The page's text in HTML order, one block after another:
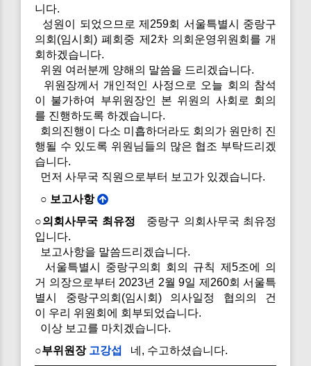
니다.
성원이 되었으므로 제259회 서울특별시 중랑구
의회(임시회) 폐회중 제2차 의회운영위원회를 개
회하겠습니다.
위원 여러분께 양해의 말씀을 드리겠습니다.
위원장께서 개인적인 사정으로 오늘 회의 참석
이 불가하여 부위원장인 본 위원의 사회로 회의
를 진행하도록 하겠습니다.
회의진행이 다소 미흡하더라도 회의가 원만히 진
행될 수 있도록 위원님들의 많은 협조 부탁드리겠
습니다.
먼저 사무국 직원으로부터 보고가 있겠습니다.
○ 보고사항
○의회사무국 최유정 중랑구 의회사무국 최유정
입니다.
보고사항을 말씀드리겠습니다.
서울특별시 중랑구의회 회의 규칙 제5조에 의
거 의장으로부터 2023년 2월 9일 제260회 서울특
별시 중랑구의회(임시회) 의사일정 협의의 건
이 우리 위원회에 회부되었습니다.
이상 보고를 마치겠습니다.
○부위원장 고강섭 네, 수고하셨습니다.